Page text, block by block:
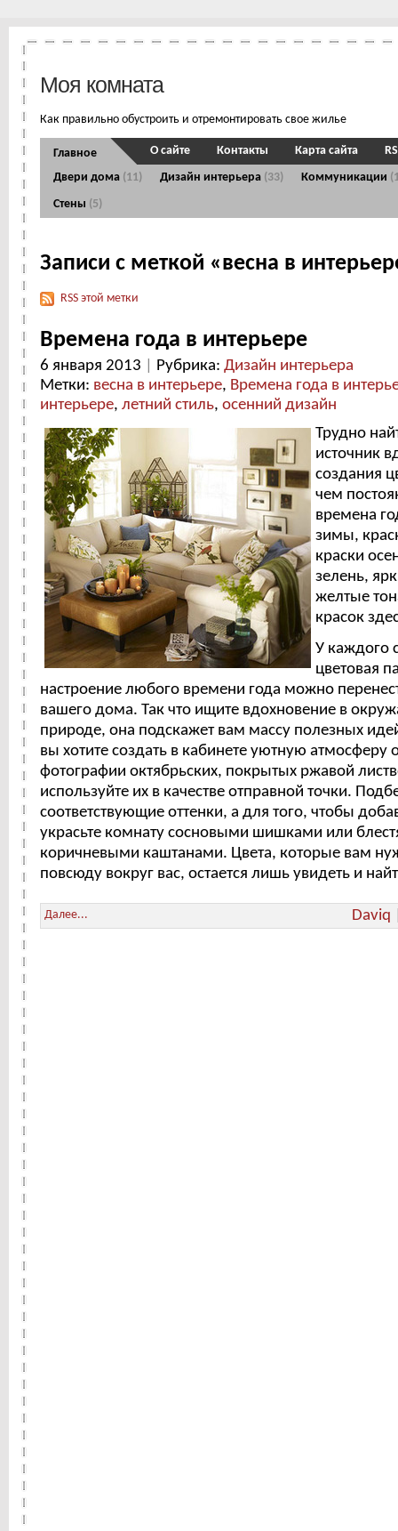
Моя комната
Как правильно обустроить и отремонтировать свое жилье
Главное
Двери дома (11) Дизайн интерьера (33) Коммуникации
Стены (5)
О сайте Контакты Карта сайта
Записи с меткой «весна в
RSS этой метки
Времена года в интерьере
6 января 2013 Рубрика: Дизайн интерьера
Метки: весна в интерьере, Времена года в
интерьере, летний стиль, осенний дизайн
Трудно
источник
создания
чем
времена
зимы,
краски
зелень,
желтые
красок
У каждого
цветовая
настроение любого времени года можно
вашего дома. Так что ищите вдохновение в
природе, она подскажет вам массу полезных
вы хотите создать в кабинете уютную атмосферу
фотографии октябрьских, покрытых ржавой
используйте их в качестве отправной точки.
соответствующие оттенки, а для того, чтобы
украсьте комнату сосновыми шишками или
коричневыми каштанами. Цвета, которые вам
повсюду вокруг вас, остается лишь увидеть и
Далее... Daviq